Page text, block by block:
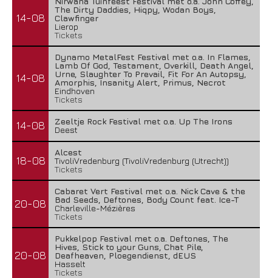
14-08
The Dirty Daddies, Hiqpy, Wodan Boys,
Clawfinger
Lierop
Tickets
14-08
Dynamo MetalFest Festival met o.a. In Flames,
Lamb Of God, Testament, Overkill, Death Angel,
Urne, Slaughter To Prevail, Fit For An Autopsy,
Amorphis, Insanity Alert, Primus, Necrot
Eindhoven
Tickets
14-08
Zeeltje Rock Festival met o.a. Up The Irons
Deest
18-08
Alcest
TivoliVredenburg (TivoliVredenburg (Utrecht))
Tickets
20-08
Cabaret Vert Festival met o.a. Nick Cave & the
Bad Seeds, Deftones, Body Count feat. Ice-T
Charleville-Mézières
Tickets
20-08
Pukkelpop Festival met o.a. Deftones, The
Hives, Stick to your Guns, Chat Pile,
Deafheaven, Ploegendienst, dEUS
Hasselt
Tickets